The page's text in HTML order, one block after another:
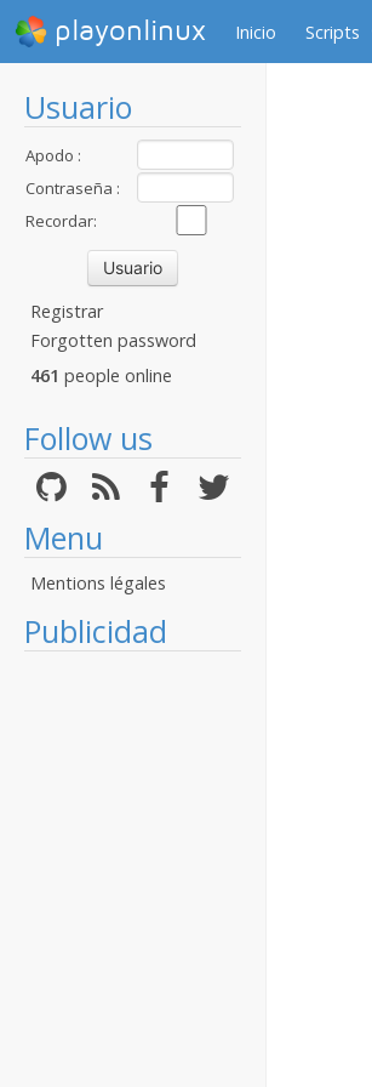
playonlinux Inicio Scripts
Usuario
Apodo :
Contraseña :
Recordar:
Registrar
Forgotten password
461 people online
Follow us
Menu
Mentions légales
Publicidad